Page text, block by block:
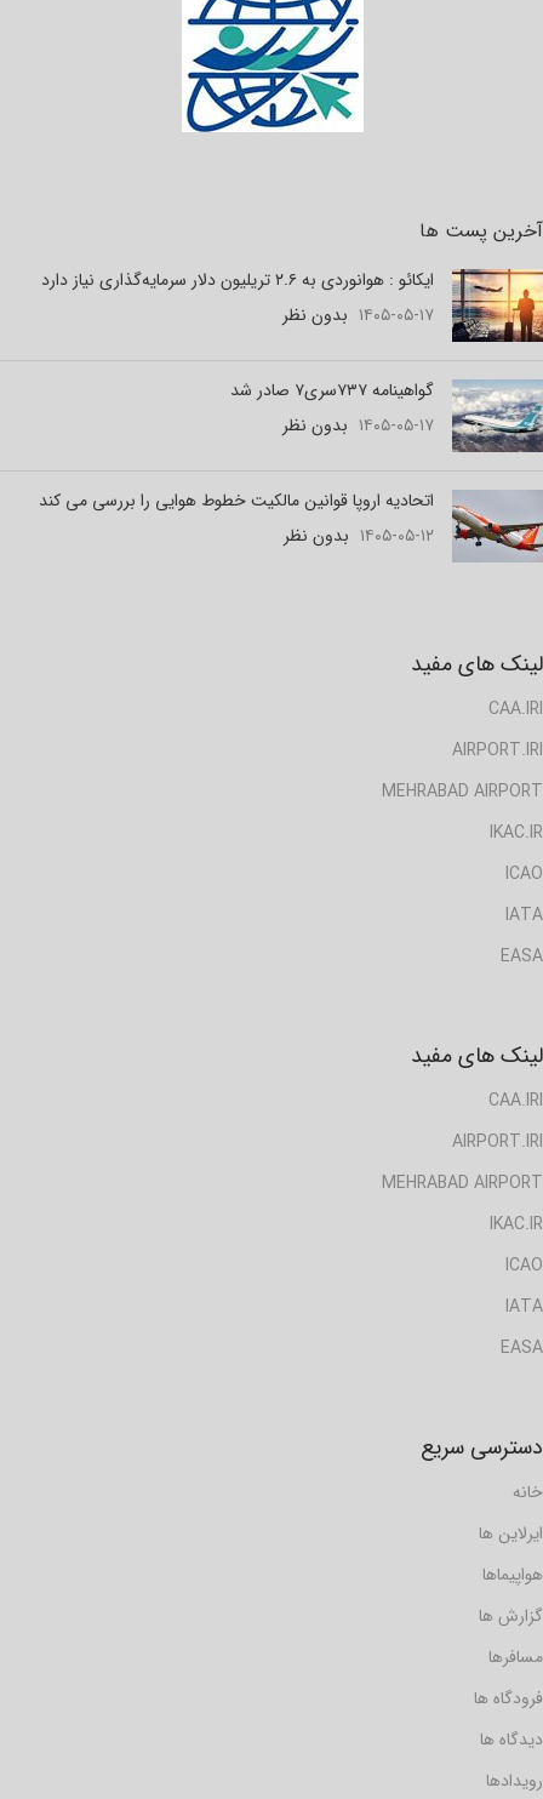
آخرین پست ها
ایکائو : هوانوردی به ۲.۶ تریلیون دلار سرمایه‌گذاری نیاز دارد
۱۴۰۵-۰۵-۱۷ بدون نظر
گواهینامه ۷۳۷سری۷ صادر شد
۱۴۰۵-۰۵-۱۷ بدون نظر
اتحادیه اروپا قوانین مالکیت خطوط هوایی را بررسی می کند
۱۴۰۵-۰۵-۱۲ بدون نظر
لینک های مفید
CAA.IRI
AIRPORT.IRI
MEHRABAD AIRPORT
IKAC.IR
ICAO
IATA
EASA
لینک های مفید
CAA.IRI
AIRPORT.IRI
MEHRABAD AIRPORT
IKAC.IR
ICAO
IATA
EASA
دسترسی سریع
خانه
ایرلاین ها
هواپیماها
گزارش ها
مسافرها
فرودگاه ها
دیدگاه ها
رویدادها